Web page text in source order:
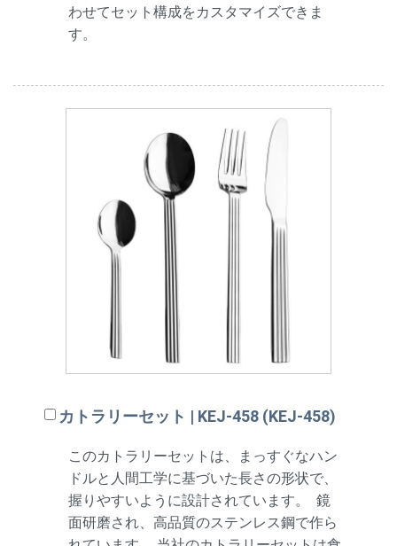
わせてセット構成をカスタマイズできま
す。
カトラリーセット | KEJ-458 (KEJ-458)
このカトラリーセットは、まっすぐなハン
ドルと人間工学に基づいた長さの形状で、
握りやすいように設計されています。 鏡
面研磨され、高品質のステンレス鋼で作ら